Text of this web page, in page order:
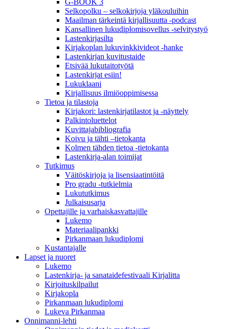
G-BOOK 3
Selkopolku – selkokirjoja yläkouluihin
Maailman tärkeintä kirjallisuutta -podcast
Kansallinen lukudiplomisovellus -selvitystyö
Lastenkirjasilta
Kirjakoplan lukuvinkkivideot -hanke
Lastenkirjan kuvitustaide
Etsivää lukutaitotyötä
Lastenkirjat esiin!
Lukuklaani
Kirjallisuus ilmiöoppimisessa
Tietoa ja tilastoja
Kirjakori: lastenkirjatilastot ja -näyttely
Palkintoluettelot
Kuvittaja­bibliografia
Koivu ja tähti –tietokanta
Kolmen tähden tietoa -tietokanta
Lastenkirja-alan toimijat
Tutkimus
Väitöskirjoja ja lisensiaatintöitä
Pro gradu -tutkielmia
Lukututkimus
Julkaisusarja
Opettajille ja varhaiskasvattajille
Lukemo
Materiaalipankki
Pirkanmaan lukudiplomi
Kustantajalle
Lapset ja nuoret
Lukemo
Lastenkirja- ja sanataidefestivaali Kirjalitta
Kirjoituskilpailut
Kirjakopla
Pirkanmaan lukudiplomi
Lukeva Pirkanmaa
Onnimanni-lehti